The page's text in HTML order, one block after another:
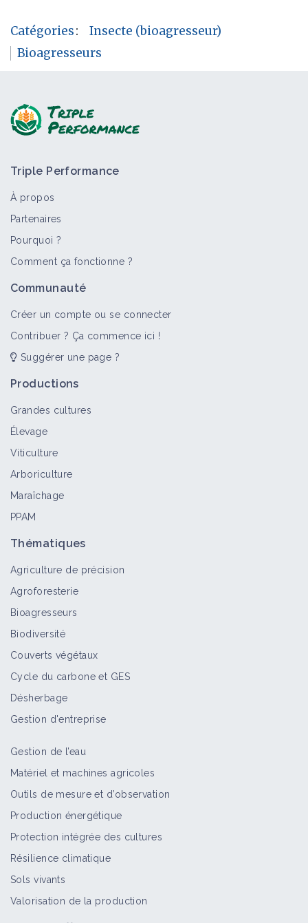
Catégories:
Insecte (bioagresseur)
Bioagresseurs
Triple Performance
À propos
Partenaires
Pourquoi ?
Comment ça fonctionne ?
Communauté
Créer un compte ou se connecter
Contribuer ? Ça commence ici !
Suggérer une page ?
Productions
Grandes cultures
Élevage
Viticulture
Arboriculture
Maraîchage
PPAM
Thématiques
Agriculture de précision
Agroforesterie
Bioagresseurs
Biodiversité
Couverts végétaux
Cycle du carbone et GES
Désherbage
Gestion d'entreprise
Gestion de l’eau
Matériel et machines agricoles
Outils de mesure et d’observation
Production énergétique
Protection intégrée des cultures
Résilience climatique
Sols vivants
Valorisation de la production